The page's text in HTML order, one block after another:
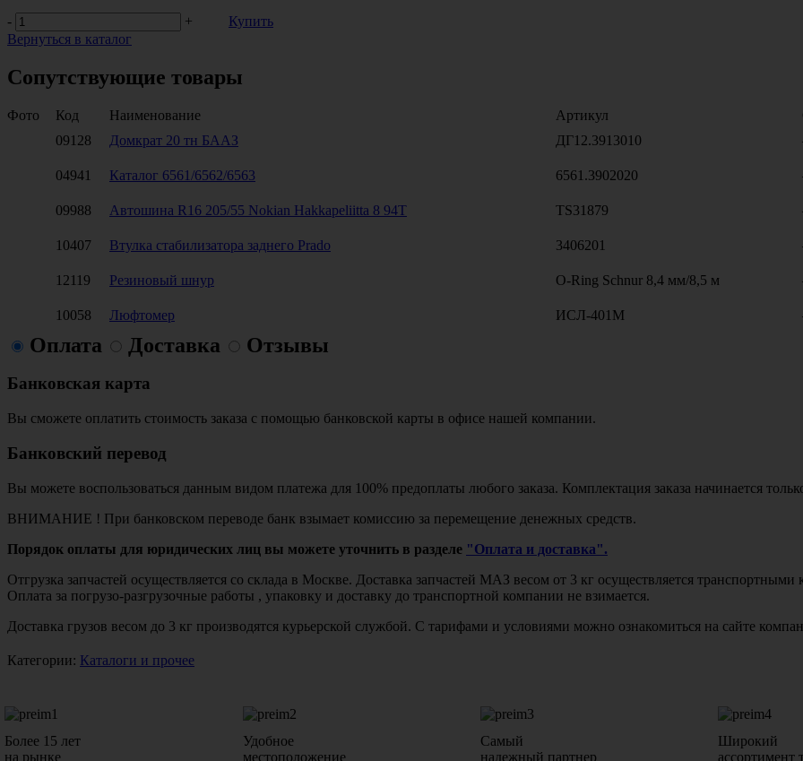
-
+
Купить
Вернуться в каталог
Сопутствующие товары
Фото Код Наименование Артикул
09128
Домкрат 20 тн БААЗ ДГ12.3913010
04941
Каталог 6561/6562/6563 6561.3902020
09988
Автошина R16 205/55 Nokian Hakkapeliitta 8 94T TS31879
10407
Втулка стабилизатора заднего Prado 3406201
12119
Резиновый шнур O-Ring Schnur 8,4 мм/8,5 м
10058
Люфтомер ИСЛ-401М
Оплата Доставка Отзывы
Банковская карта
Вы сможете оплатить стоимость заказа с помощью банковской карты в офисе нашей компании.
Банковский перевод
Вы можете воспользоваться данным видом платежа для 100% предоплаты любого заказа. Комплектация заказа начинается
ВНИМАНИЕ ! При банковском переводе банк взымает комиссию за перемещение денежных средств.
Порядок оплаты для юридических лиц вы можете уточнить в разделе "Оплата и доставка".
Отгрузка запчастей осуществляется со склада в Москве. Доставка запчастей МАЗ весом от 3 кг осуществляется
Оплата за погрузо-разгрузочные работы , упаковку и доставку до транспортной компании не взимается.
Доставка грузов весом до 3 кг производятся курьерской службой. С тарифами и условиями можно ознакомиться на сайте
Категории: Каталоги и прочее
Более 15 лет
на рынке
Удобное
местоположение
Самый
надежный партнер
Широкий
ассортимент